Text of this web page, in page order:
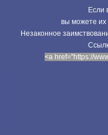
Если
вы можете их
Незаконное
<a href="https://